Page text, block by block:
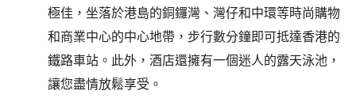
極佳，坐落於港島的銅鑼灣、灣仔和中環等時尚購物
和商業中心的中心地帶，步行數分鐘即可抵達香港的
鐵路車站。此外，酒店還擁有一個迷人的露天泳池，
讓您盡情放鬆享受。